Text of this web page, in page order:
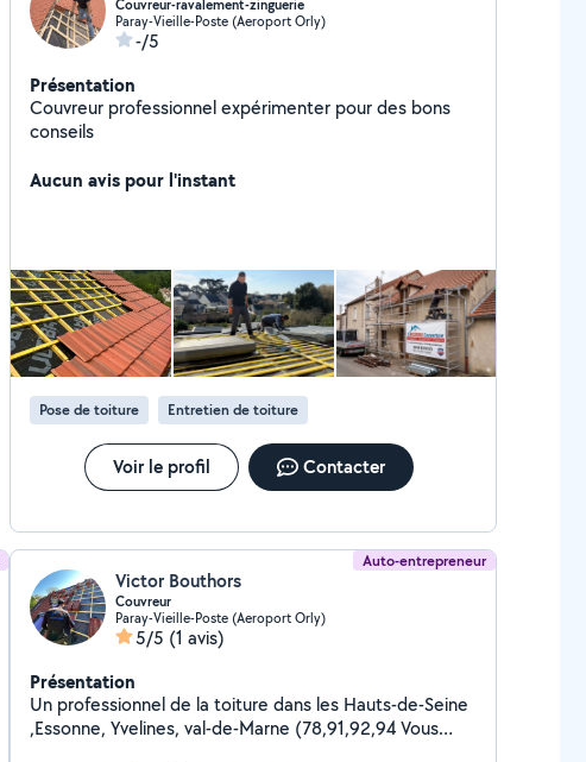
Couvreur-ravalement-zinguerie
Paray-Vieille-Poste (Aeroport Orly)
-/5
Présentation
Couvreur professionnel expérimenter pour des bons
conseils
Aucun avis pour l'instant
Pose de toiture Entretien de toiture
Voir le profil Contacter
Auto-entrepreneur
Victor Bouthors
Couvreur
Paray-Vieille-Poste (Aeroport Orly)
5/5 (1 avis)
Présentation
Un professionnel de la toiture dans les Hauts-de-Seine
,Essonne, Yvelines, val-de-Marne (78,91,92,94 Vous